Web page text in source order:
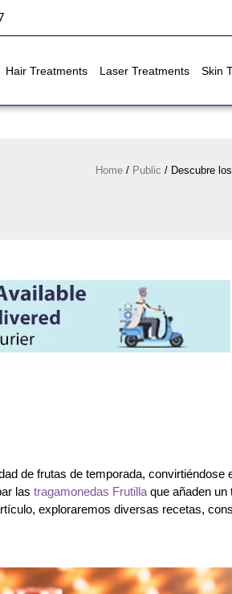
Hair Treatments Laser Treatments Skin
Home / Public / Descubre
de frutas de temporada, convirtiéndose
las tragamonedas Frutilla que añaden un
exploraremos diversas recetas,